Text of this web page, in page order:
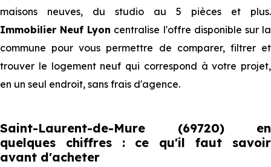
maisons neuves, du studio au 5 pièces et plus.
Immobilier Neuf Lyon centralise l'offre disponible sur la
commune pour vous permettre de comparer, filtrer et
trouver le logement neuf qui correspond à votre projet,
en un seul endroit, sans frais d'agence.
Saint-Laurent-de-Mure (69720) en
quelques chiffres : ce qu'il faut savoir
avant d'acheter